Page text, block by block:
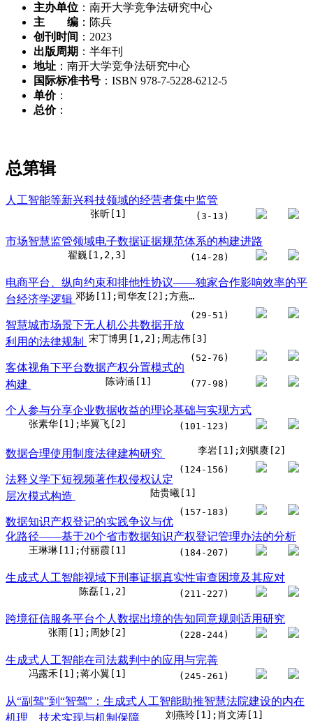
主办单位 ：南开大学竞争法研究中心
主 编 ：陈兵
创刊时间 ：2023
出版周期 ：半年刊
地址 ：南开大学竞争法研究中心
国际标准书号 ：ISBN 978-7-5228-6212-5
单价：
总价：
总第辑
人工智能等新兴科技领域的经营者集中监管
张昕[1] (3-13)
市场智慧监管领域电子数据证据规范体系的构建进路
翟巍[1,2,3] (14-28)
电商平台、纵向约束和排他性协议——独家合作影响效率的平
台经济学逻辑
邓扬[1];司华友[2];方燕[3];李孟阳[2]
(29-51)
智慧城市场景下无人机公共数据开放
利用的法律规制
宋丁博男[1,2];周志伟[3]
(52-76)
客体视角下平台数据产权分置模式的
构建
陈诗涵[1] (77-98)
个人参与分享企业数据收益的理论基础与实现方式
张素华[1];毕翼飞[2] (101-123)
数据合理使用制度法律建构研究 李岩[1];刘骐赓[2]
(124-156)
法释义学下短视频著作权侵权认定
层次模式构造
陆贵曦[1]
(157-183)
数据知识产权登记的实践争议与优
化路径——基于20个省市数据知识产权登记管理办法的分析
王琳琳[1];付丽霞[1] (184-207)
生成式人工智能视域下刑事证据真实性审查困境及其应对
陈磊[1,2] (211-227)
跨境征信服务平台个人数据出境的告知同意规则适用研究
张雨[1];周妙[2] (228-244)
生成式人工智能在司法裁判中的应用与完善
冯露禾[1];蒋小翼[1] (245-261)
从“副驾”到“智驾”：生成式人工智能助推智慧法院建设的内在
机理、技术实现与机制保障
刘燕玲[1];肖文涛[1]